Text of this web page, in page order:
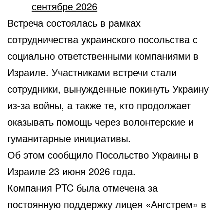
сентябре 2026
Встреча состоялась в рамках
сотрудничества украинского посольства с
социально ответственными компаниями в
Израиле. Участниками встречи стали
сотрудники, вынужденные покинуть Украину
из-за войны, а также те, кто продолжает
оказывать помощь через волонтерские и
гуманитарные инициативы.
Об этом сообщило Посольство Украины в
Израиле 23 июня 2026 года.
Компания PTC была отмечена за
постоянную поддержку лицея «Ангстрем» в